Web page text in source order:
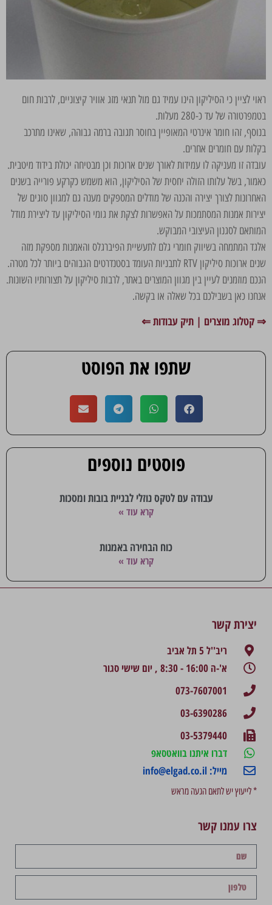
ראוי לציין כי הסיליקון הינו עמיד גם מול תנאי מזג אוויר קיצוניים, לרבות חום
בטמפרטורה של עד כ-280 מעלות.
בנוסף, זהו חומר אינרטי המאופיין בחוסר תגובה ברמה גבוהה, שאינו מתרכב
בקלות עם חומרים אחרים.
עובדה זו מעניקה לו עמידות לאורך שנים ארוכות וכן מבטיחה יכולת בידוד מיטבית.
כאמור, בשל עלותו הזולה יחסית של הסיליקון, הוא משמש כקרקע פורייה בשנים
האחרונות לצורך יצירה והכנה של מודלים המספקים מענה גם למגוון סוגים של
יצירות אמנות המסתמכות על האפשרות לצקת את גומי הסיליקון עד ליצירת מודל
המותאם לסגנון העיצובי המבוקש.
אלגד המתמחה בשיווק חומרי גלם לתעשיית הפיברגלס והאמנות מספקת מזה
שנים ארוכות סיליקון RTV לתבניות העומד בסטנדרטים הגבוהים ביותר לכל מטרה.
הנכם מוזמנים לעיין בין מגוון המוצרים באתר, לרבות סיליקון על תצורותיו השונות.
אנחנו כאן בשבילכם בכל שאלה או בקשה.
⇒ קטלוג מוצרים | תיק עבודות ⇐
שתפו את הפוסט
פוסטים נוספים
עבודה עם לטקס נוזלי לבניית בובות ומסכות
קרא עוד »
כוח הבחירה באמנות
קרא עוד »
יצירת קשר
ריב''ל 5 תל אביב
א'-ה 16:00 - 8:30 , יום שישי סגור
073-7607001
03-6390286
03-5379440
דברו איתנו בוואטסאפ
מייל: info@elgad.co.il
* לייעוץ יש לתאם הגעה מראש
צרו עמנו קשר